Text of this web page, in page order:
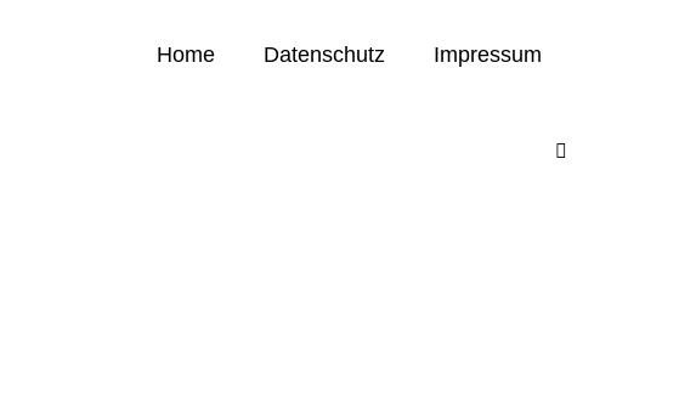
Home Datenschutz Impressum